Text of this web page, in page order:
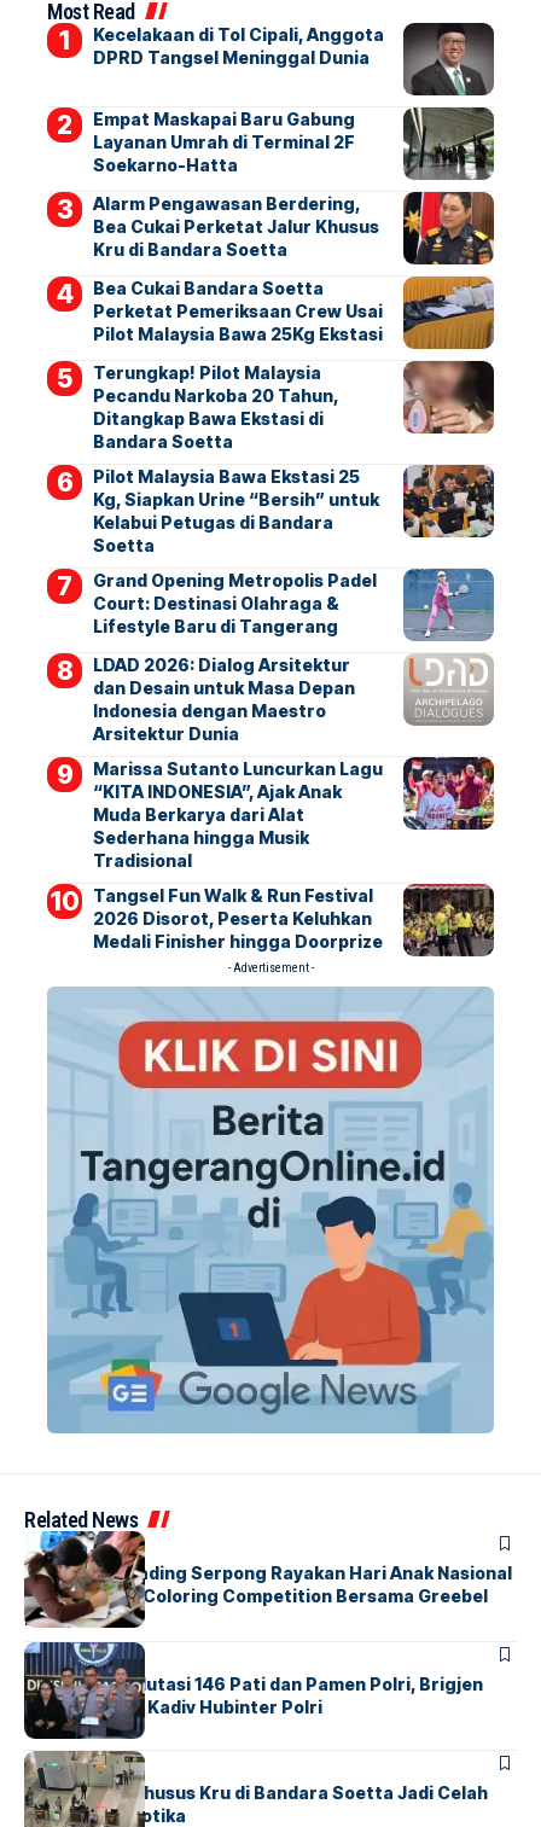
Most Read
Kecelakaan di Tol Cipali, Anggota
DPRD Tangsel Meninggal Dunia
Empat Maskapai Baru Gabung
Layanan Umrah di Terminal 2F
Soekarno-Hatta
Alarm Pengawasan Berdering,
Bea Cukai Perketat Jalur Khusus
Kru di Bandara Soetta
Bea Cukai Bandara Soetta
Perketat Pemeriksaan Crew Usai
Pilot Malaysia Bawa 25Kg Ekstasi
Terungkap! Pilot Malaysia
Pecandu Narkoba 20 Tahun,
Ditangkap Bawa Ekstasi di
Bandara Soetta
Pilot Malaysia Bawa Ekstasi 25
Kg, Siapkan Urine “Bersih” untuk
Kelabui Petugas di Bandara
Soetta
Grand Opening Metropolis Padel
Court: Destinasi Olahraga &
Lifestyle Baru di Tangerang
LDAD 2026: Dialog Arsitektur
dan Desain untuk Masa Depan
Indonesia dengan Maestro
Arsitektur Dunia
Marissa Sutanto Luncurkan Lagu
“KITA INDONESIA”, Ajak Anak
Muda Berkarya dari Alat
Sederhana hingga Musik
Tradisional
Tangsel Fun Walk & Run Festival
2026 Disorot, Peserta Keluhkan
Medali Finisher hingga Doorprize
- Advertisement -
Related News
BERITAINDEX
Atria Hotel Gading Serpong Rayakan Hari Anak Nasional
Lewat Family Coloring Competition Bersama Greebel
Indonesia
BERITA
Mabes Polri Mutasi 146 Pati dan Pamen Polri, Brigjen
Untung Jabat Kadiv Hubinter Polri
BANDARABERITA
Ketika Jalur Khusus Kru di Bandara Soetta Jadi Celah
Sindikat Narkotika